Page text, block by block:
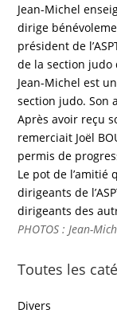
Jean-Michel
dirige
président de
de la section judo
Jean-Michel est
section judo. Son
Après avoir reçu
remerciait Joël
permis de
Le pot de
dirigeants de
dirigeants des
PHOTOS : Jean-
Toutes les
Divers